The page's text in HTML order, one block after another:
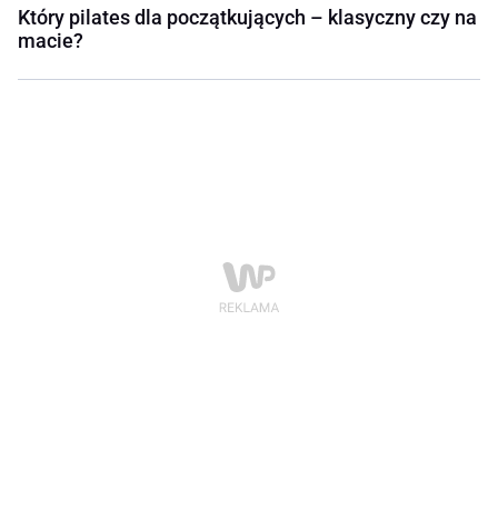
Który pilates dla początkujących – klasyczny czy na
macie?